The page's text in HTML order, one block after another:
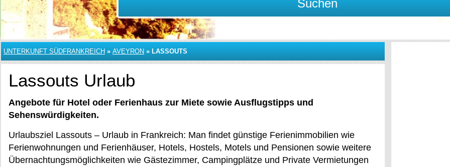
Suchen
UNTERKUNFT SÜDFRANKREICH » AVEYRON » LASSOUTS
Lassouts Urlaub
Angebote für Hotel oder Ferienhaus zur Miete sowie Ausflugstipps und
Sehenswürdigkeiten.
Urlaubsziel Lassouts – Urlaub in Frankreich: Man findet günstige Ferienimmobilien wie
Ferienwohnungen und Ferienhäuser, Hotels, Hostels, Motels und Pensionen sowie weitere
Übernachtungsmöglichkeiten wie Gästezimmer, Campingplätze und Private Vermietungen